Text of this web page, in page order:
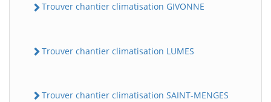
Trouver chantier climatisation GIVONNE
Trouver chantier climatisation LUMES
Trouver chantier climatisation SAINT-MENGES